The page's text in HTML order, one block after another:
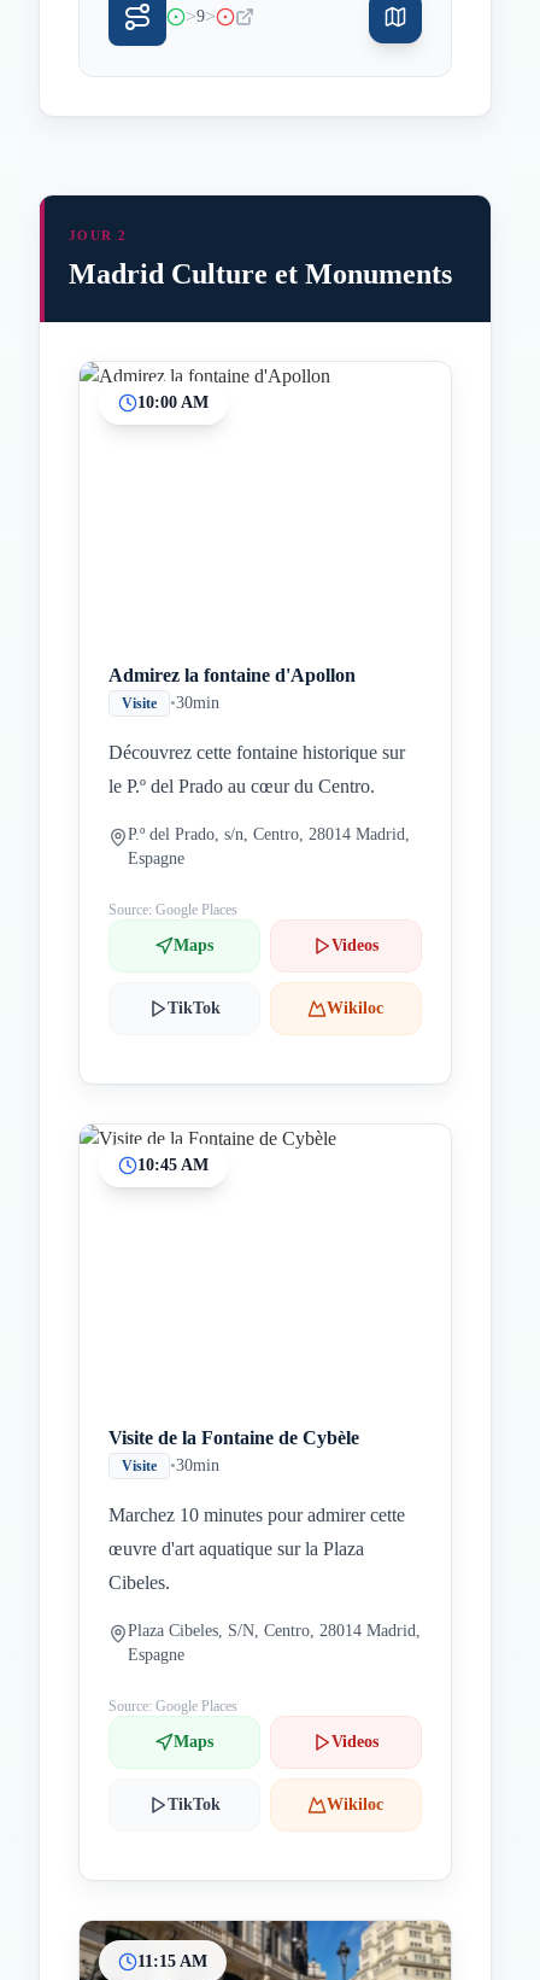
>9>
JOUR 2
Madrid Culture et Monuments
10:00 AM
Admirez la fontaine d'Apollon
Visite •30min
Découvrez cette fontaine historique sur
le P.º del Prado au cœur du Centro.
P.º del Prado, s/n, Centro, 28014 Madrid,
Espagne
Source: Google Places
Maps Videos
TikTok Wikiloc
10:45 AM
Visite de la Fontaine de Cybèle
Visite •30min
Marchez 10 minutes pour admirer cette
œuvre d'art aquatique sur la Plaza
Cibeles.
Plaza Cibeles, S/N, Centro, 28014 Madrid,
Espagne
Source: Google Places
Maps Videos
TikTok Wikiloc
11:15 AM